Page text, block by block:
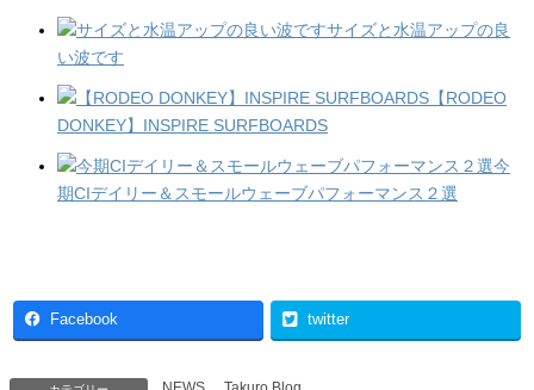
サイズと水温アップの良
い波です
【RODEO
DONKEY】INSPIRE SURFBOARDS
今
期CIデイリー＆スモールウェーブパフォーマンス２選
Facebook twitter